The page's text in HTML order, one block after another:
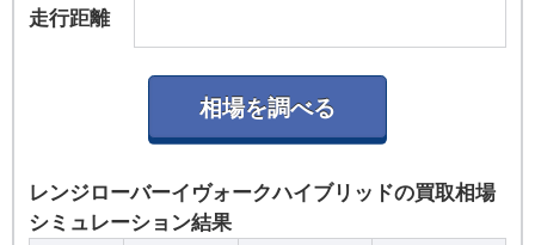
に接続可能な4Gの「Wi-Fiスポット」、快適な移
動をアシストする「ナビゲーションプロ」など、
Android AutoやApple CarPlayにも対応している。
また、フロント下180度の視角を確保する世界初
の「ClearSightグラウンドビュー」も設定され
た。
走行距離
レンジローバーイヴォークハイブリッドの買取相場
シミュレーション結果